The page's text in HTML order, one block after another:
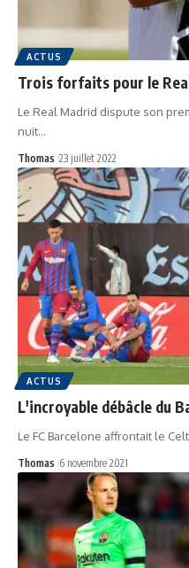
ACTUS
Trois forfaits pour le
Le Real Madrid dispute son
nuit…
Thomas 23 juillet 2022
ACTUS
L'incroyable débâcle du
Le FC Barcelone affrontait le
Thomas 6 novembre 2021